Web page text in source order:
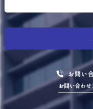
お問い
お問い合わ